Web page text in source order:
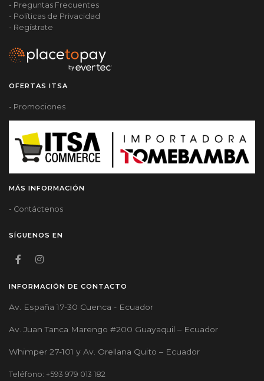
- Preguntas Frecuentes
- Políticas de Privacidad
- Regístrate
OFERTAS ITSA
- Promociones
MÁS INFORMACIÓN
- Contáctenos
SÍGUENOS EN
INFORMACIÓN DE CONTACTO
Av. España 17-30 Cuenca - Ecuador
Av. Juan Tanca Marengo #200 Guayaquil – Ecuador
Whimper 27-101 y Av. Orellana Quito – Ecuador
Teléfono: +593 979 013 182